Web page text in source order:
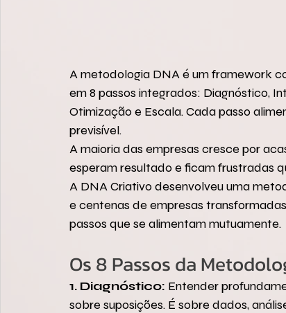
A metodologia DNA é um framework
em 8 passos integrados: Diagnóstico,
Otimização e Escala. Cada passo
previsível.
A maioria das empresas cresce por
esperam resultado e ficam frustradas
A DNA Criativo desenvolveu uma
e centenas de empresas
passos que se alimentam mutuamente.
Os 8 Passos da
1. Diagnóstico: Entender
sobre suposições. É sobre dados,